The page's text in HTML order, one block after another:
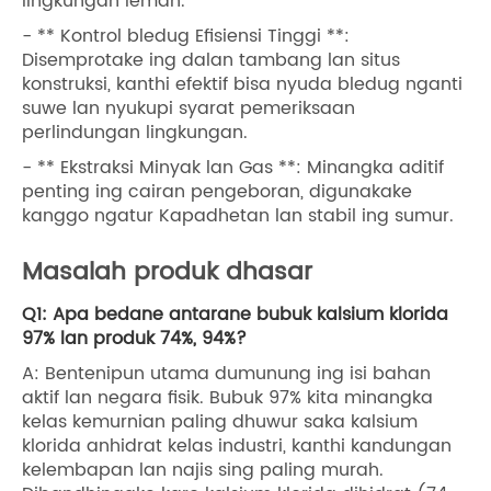
- ** Kontrol bledug Efisiensi Tinggi **:
Disemprotake ing dalan tambang lan situs
konstruksi, kanthi efektif bisa nyuda bledug nganti
suwe lan nyukupi syarat pemeriksaan
perlindungan lingkungan.
- ** Ekstraksi Minyak lan Gas **: Minangka aditif
penting ing cairan pengeboran, digunakake
kanggo ngatur Kapadhetan lan stabil ing sumur.
Masalah produk dhasar
Q1: Apa bedane antarane bubuk kalsium klorida
97% lan produk 74%, 94%?
A: Bentenipun utama dumunung ing isi bahan
aktif lan negara fisik. Bubuk 97% kita minangka
kelas kemurnian paling dhuwur saka kalsium
klorida anhidrat kelas industri, kanthi kandungan
kelembapan lan najis sing paling murah.